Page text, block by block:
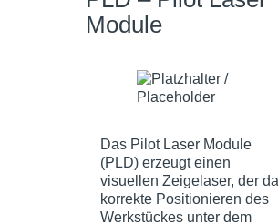
Module
Das Pilot Laser Module
(PLD) erzeugt einen
visuellen Zeigelaser, der
korrekte Positionieren des
Werkstückes unter dem